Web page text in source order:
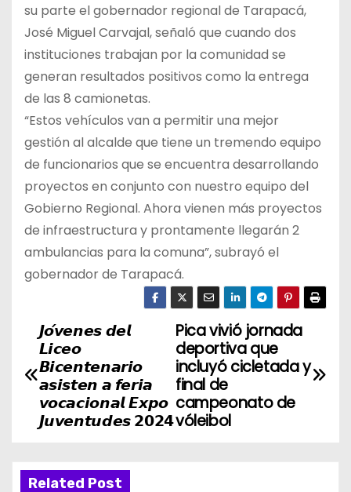
su parte el gobernador regional de Tarapacá,
José Miguel Carvajal, señaló que cuando dos
instituciones trabajan por la comunidad se
generan resultados positivos como la entrega
de las 8 camionetas.
“Estos vehículos van a permitir una mejor
gestión al alcalde que tiene un tremendo equipo
de funcionarios que se encuentra desarrollando
proyectos en conjunto con nuestro equipo del
Gobierno Regional. Ahora vienen más proyectos
de infraestructura y prontamente llegarán 2
ambulancias para la comuna”, subrayó el
gobernador de Tarapacá.
N
a
e
g
Pica vivió jornada
deportiva que
incluyó cicletada y
final de
campeonato de
vóleibol
𝙅𝙤́𝙫𝙚𝙣𝙚𝙨 𝙙𝙚𝙡
𝙇𝙞𝙘𝙚𝙤
𝘽𝙞𝙘𝙚𝙣𝙩𝙚𝙣𝙖𝙧𝙞𝙤
𝙖𝙨𝙞𝙨𝙩𝙚𝙣 𝙖 𝙛𝙚𝙧𝙞𝙖
𝙫𝙤𝙘𝙖𝙘𝙞𝙤𝙣𝙖𝙡 𝙀𝙭𝙥𝙤
𝙅𝙪𝙫𝙚𝙣𝙩𝙪𝙙𝙚𝙨 𝟮𝟬𝟮𝟰
Related Post